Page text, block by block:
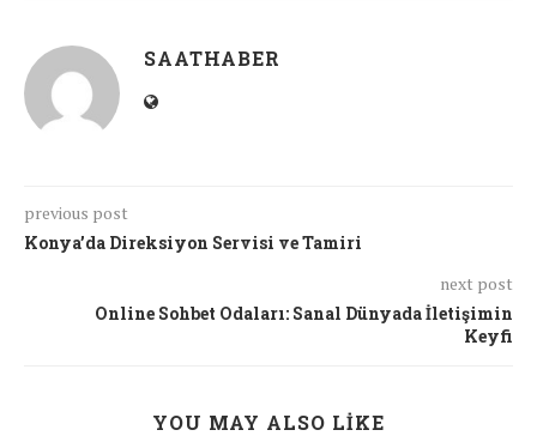
SAATHABER
previous post
Konya’da Direksiyon Servisi ve Tamiri
next post
Online Sohbet Odaları: Sanal Dünyada İletişimin
Keyfi
YOU MAY ALSO LIKE